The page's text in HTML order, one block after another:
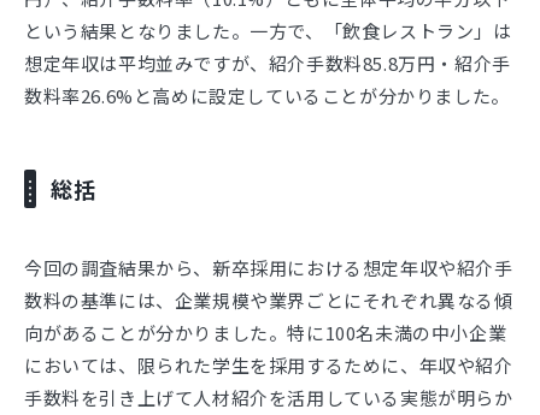
という結果となりました。一方で、「飲食レストラン」は
想定年収は平均並みですが、紹介手数料85.8万円・紹介手
数料率26.6%と高めに設定していることが分かりました。
総括
今回の調査結果から、新卒採用における想定年収や紹介手
数料の基準には、企業規模や業界ごとにそれぞれ異なる傾
向があることが分かりました。特に100名未満の中小企業
においては、限られた学生を採用するために、年収や紹介
手数料を引き上げて人材紹介を活用している実態が明らか